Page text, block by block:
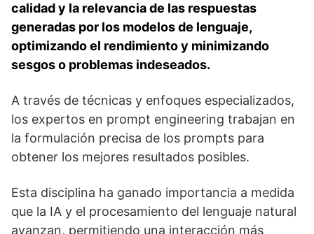
calidad y la relevancia de las respuestas
generadas por los modelos de lenguaje,
optimizando el rendimiento y minimizando
sesgos o problemas indeseados.
A través de técnicas y enfoques especializados,
los expertos en prompt engineering trabajan en
la formulación precisa de los prompts para
obtener los mejores resultados posibles.
Esta disciplina ha ganado importancia a medida
que la IA y el procesamiento del lenguaje natural
avanzan, permitiendo una interacción más